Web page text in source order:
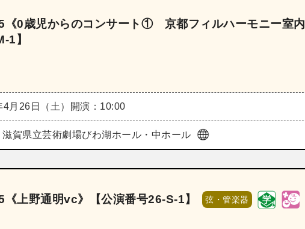
0歳児からのコンサート① 京都フィルハーモニー室内
】
月26日（土） 開演：10:00
滋賀県立芸術劇場びわ湖ホール・中ホール
上野通明vc》【公演番号26‐S‐1】 弦・管楽器